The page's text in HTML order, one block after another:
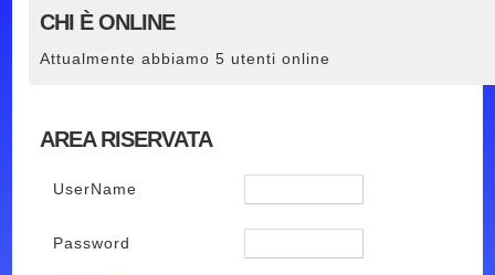
CHI È ONLINE
Attualmente abbiamo 5 utenti online
AREA RISERVATA
UserName
Password